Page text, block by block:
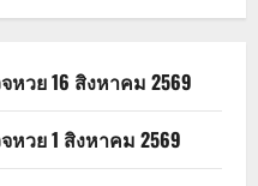
วย 16 สิงหาคม 2569
วย 1 สิงหาคม 2569